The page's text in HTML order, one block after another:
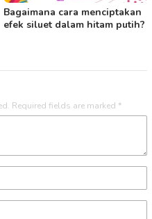
Bagaimana cara menciptakan
efek siluet dalam hitam putih?
Required fields are marked *